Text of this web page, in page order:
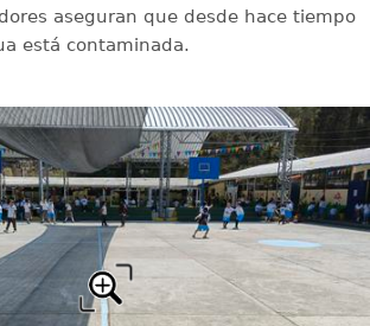
aseguran que desde hace tiempo
está contaminada.